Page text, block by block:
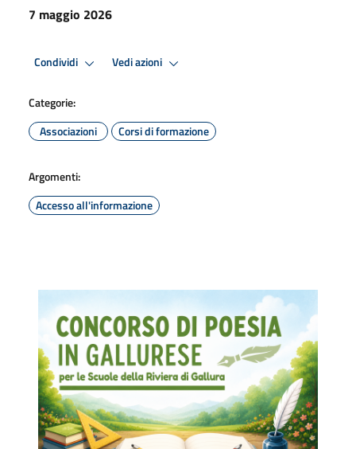
7 maggio 2026
Condividi Vedi azioni
Categorie:
Associazioni
Corsi di formazione
Argomenti:
Accesso all'informazione